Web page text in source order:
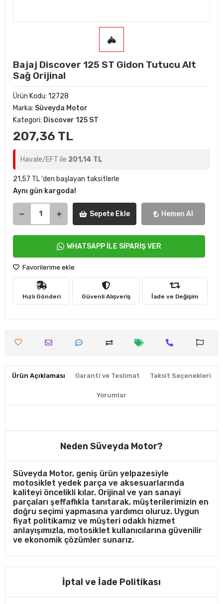
Bajaj Discover 125 ST Gidon Tutucu Alt
Sağ Orijinal
Ürün Kodu: 12728
Marka: Süveyda Motor
Kategori: Discover 125 ST
207,36 TL
Havale/EFT ile 201,14 TL
21,57 TL 'den başlayan taksitlerle
Aynı gün kargoda!
Sepete Ekle Hemen Al
WHATSAPP İLE SİPARİŞ VER
Favorilerime ekle
Hızlı Gönderi Güvenli Alışveriş İade ve Değişim
Ürün Açıklaması Garanti ve Teslimat Taksit Seçenekleri
Yorumlar
Neden Süveyda Motor?
Süveyda Motor, geniş ürün yelpazesiyle
motosiklet yedek parça ve aksesuarlarında
kaliteyi öncelikli kılar. Orijinal ve yan sanayi
parçaları şeffaflıkla tanıtarak, müşterilerimizin en
doğru seçimi yapmasına yardımcı oluruz. Uygun
fiyat politikamız ve müşteri odaklı hizmet
anlayışımızla, motosiklet kullanıcılarına güvenilir
ve ekonomik çözümler sunarız.
İptal ve İade Politikası